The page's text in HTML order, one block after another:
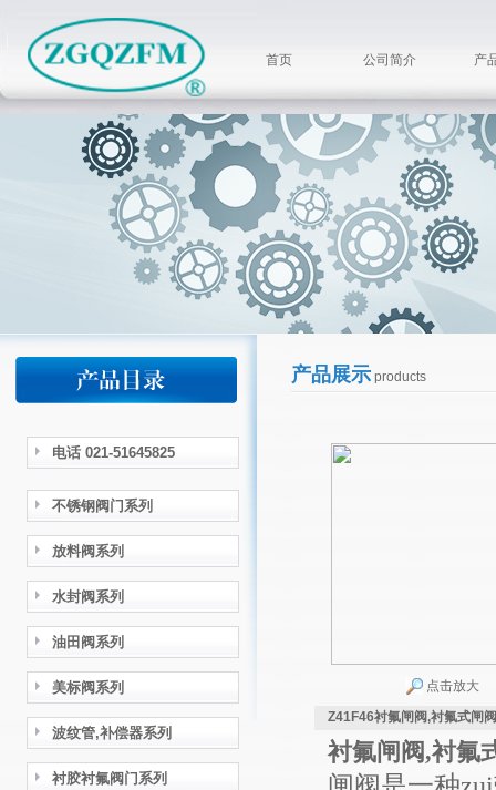
首页 公司简介 产
电话 021-51645825
不锈钢阀门系列
放料阀系列
水封阀系列
油田阀系列
美标阀系列
波纹管,补偿器系列
衬胶衬氟阀门系列
产品展示products
点击放大
Z41F46衬氟闸阀,衬氟式闸阀
衬氟闸阀,衬氟